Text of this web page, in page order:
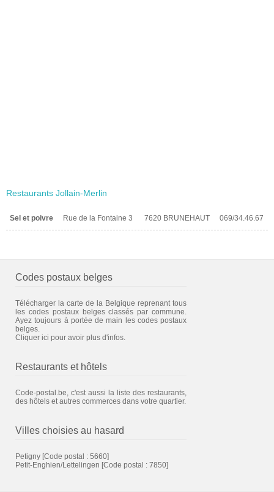
Restaurants Jollain-Merlin
Sel et poivre Rue de la Fontaine 3 7620 BRUNEHAUT 069/34.46.67
Codes postaux belges
Télécharger la carte de la Belgique reprenant tous
les codes postaux belges classés par commune.
Ayez toujours à portée de main les codes postaux
belges.
Cliquer ici pour avoir plus d'infos.
Restaurants et hôtels
Code-postal.be, c'est aussi la liste des restaurants,
des hôtels et autres commerces dans votre quartier.
Villes choisies au hasard
Petigny [Code postal : 5660]
Petit-Enghien/Lettelingen [Code postal : 7850]